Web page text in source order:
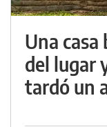
Una
del lugar
tardó un